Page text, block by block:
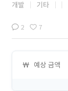
개발 기타
2 7
예상 금액